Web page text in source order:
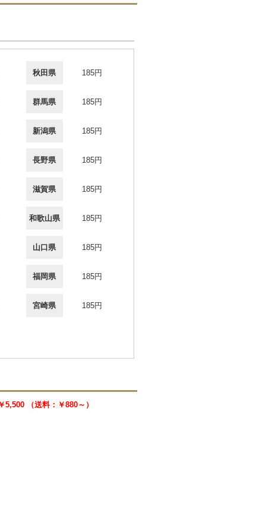
秋田県 185円
群馬県 185円
新潟県 185円
長野県 185円
滋賀県 185円
和歌山県 185円
山口県 185円
福岡県 185円
宮崎県 185円
￥5,500 （送料：￥880～）